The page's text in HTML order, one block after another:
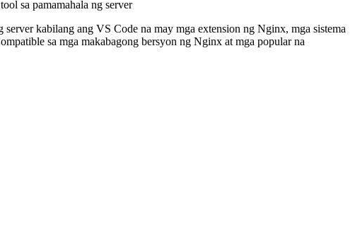
sa pamamahala ng server
server kabilang ang VS Code na may mga extension ng Nginx, mga sistema
sa mga makabagong bersyon ng Nginx at mga popular na